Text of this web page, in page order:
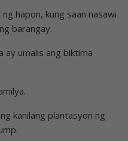
hapon, kung saan nasawi
barangay.
ay umalis ang biktima
kanilang plantasyon ng